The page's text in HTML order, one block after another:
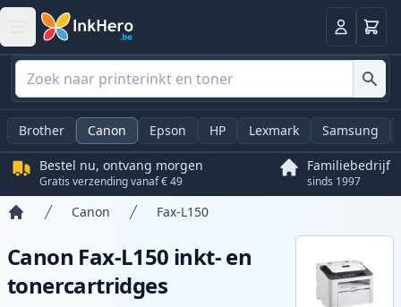
Log in
Brother Canon Epson HP Lexmark Samsung
Bestel nu, ontvang morgen
Gratis verzending vanaf € 49
Familiebedrijf
sinds 1997
Canon Fax-L150
Canon Fax-L150 inkt- en
tonercartridges